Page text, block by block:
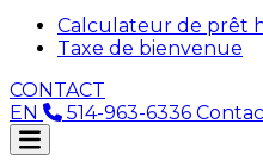
Calculateur de prêt
Taxe de bienvenue
CONTACT
EN
514-963-6336